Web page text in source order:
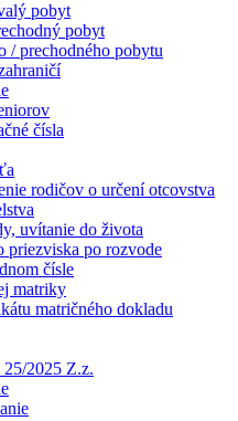
pobyt
pobyt
/ prechodného pobytu
čísla
rodičov o určení otcovstva
uvítanie do života
priezviska po rozvode
čísle
matriky
matričného dokladu
2025 Z.z.